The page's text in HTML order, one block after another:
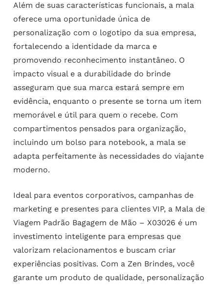
Além de suas características funcionais, a mala
oferece uma oportunidade única de
personalização com o logotipo da sua empresa,
fortalecendo a identidade da marca e
promovendo reconhecimento instantâneo. O
impacto visual e a durabilidade do brinde
asseguram que sua marca estará sempre em
evidência, enquanto o presente se torna um item
memorável e útil para quem o recebe. Com
compartimentos pensados para organização,
incluindo um bolso para notebook, a mala se
adapta perfeitamente às necessidades do viajante
moderno.
Ideal para eventos corporativos, campanhas de
marketing e presentes para clientes VIP, a Mala de
Viagem Padrão Bagagem de Mão – X03026 é um
investimento inteligente para empresas que
valorizam relacionamentos e buscam criar
experiências positivas. Com a Zen Brindes, você
garante um produto de qualidade, personalização